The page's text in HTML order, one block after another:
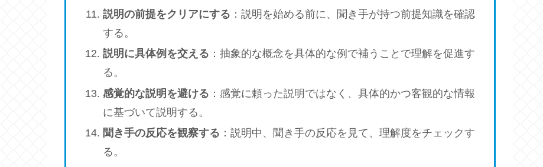
説明の前提をクリアにする ：説明を始める前に、聞き手が持つ前提知識を確認
する。
説明に具体例を交える ：抽象的な概念を具体的な例で補うことで理解を促進す
る。
感覚的な説明を避ける ：感覚に頼った説明ではなく、具体的かつ客観的な情報
に基づいて説明する。
聞き手の反応を観察する ：説明中、聞き手の反応を見て、理解度をチェックす
る。